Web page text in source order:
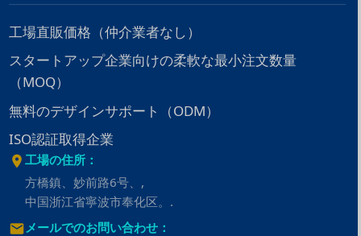
工場直販価格（仲介業者なし）
スタートアップ企業向けの柔軟な最小注文数量
（MOQ）
無料のデザインサポート（ODM）
ISO認証取得企業
工場の住所：
方橋鎮、妙前路6号、,
中国浙江省寧波市奉化区。.
メールでのお問い合わせ：